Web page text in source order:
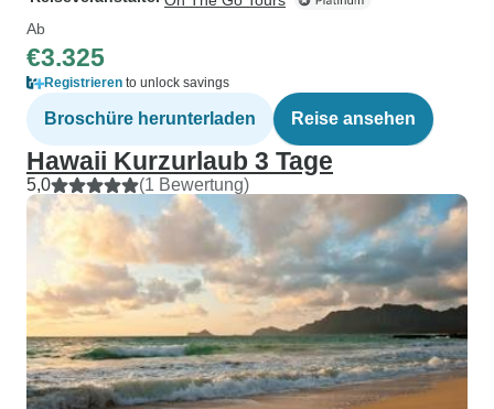
Ab
€3.325
Registrieren to unlock savings
Broschüre herunterladen Reise ansehen
Hawaii Kurzurlaub 3 Tage
5,0 (1 Bewertung)